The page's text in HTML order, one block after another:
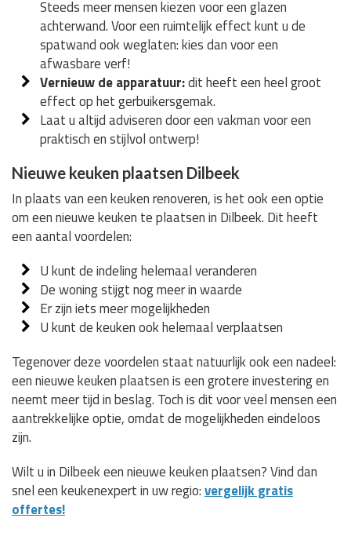
Steeds meer mensen kiezen voor een glazen
achterwand. Voor een ruimtelijk effect kunt u de
spatwand ook weglaten: kies dan voor een
afwasbare verf!
Vernieuw de apparatuur:dit heeft een heel groot
effect op het gerbuikersgemak.
Laat u altijd adviseren door een vakman voor een
praktisch en stijlvol ontwerp!
Nieuwe keuken plaatsen Dilbeek
In plaats van een keuken renoveren, is het ook een optie
om een nieuwe keuken te plaatsen in Dilbeek. Dit heeft
een aantal voordelen:
U kunt de indeling helemaal veranderen
De woning stijgt nog meer in waarde
Er zijn iets meer mogelijkheden
U kunt de keuken ook helemaal verplaatsen
Tegenover deze voordelen staat natuurlijk ook een nadeel:
een nieuwe keuken plaatsen is een grotere investering en
neemt meer tijd in beslag. Toch is dit voor veel mensen een
aantrekkelijke optie, omdat de mogelijkheden eindeloos
zijn.
Wilt u in Dilbeek een nieuwe keuken plaatsen? Vind dan
snel een keukenexpert in uw regio:vergelijk gratis
offertes!